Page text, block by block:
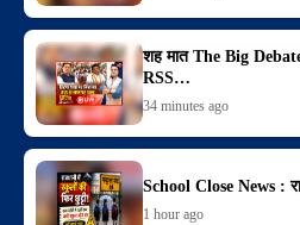
शह मात The Big Debate:
RSS…
34 minutes ago
School Close News :
1 hour ago